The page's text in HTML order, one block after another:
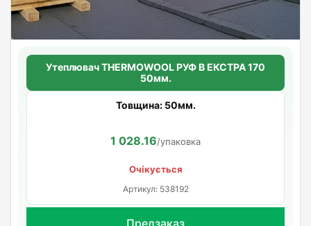
Утеплювач THERMOWOOL РУФ В ЕКСТРА 170
50мм.
Товщина: 50мм.
1 028.16/упаковка
Очікується
Артикул: 538192
Предзаказ